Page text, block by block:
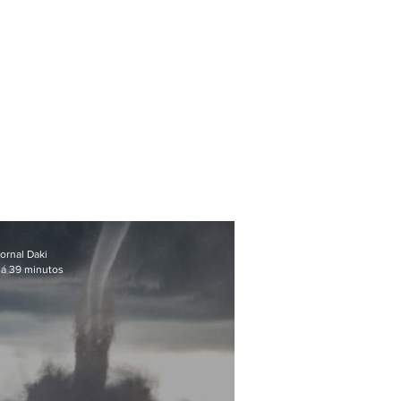
Daki
39 minutos